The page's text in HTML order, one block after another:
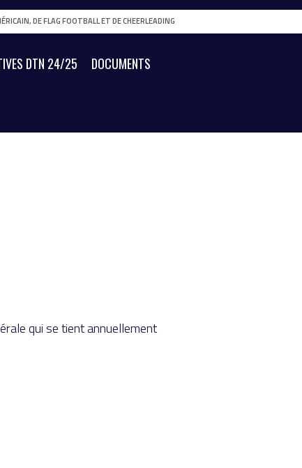
DE FLAG FOOTBALL ET DE CHEERLEADING
DTN 24/25 DOCUMENTS
qui se tient annuellement